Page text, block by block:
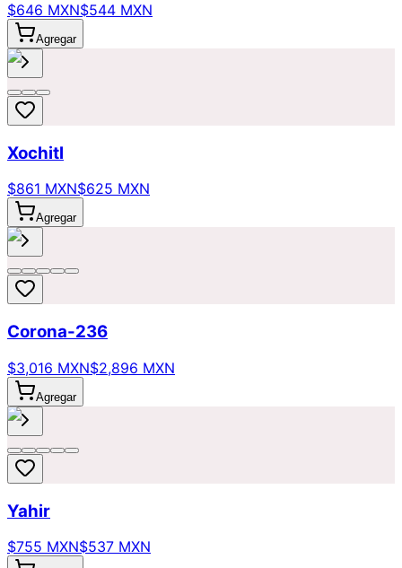
$646 MXN$544 MXN
Agregar
Xochitl
$861 MXN$625 MXN
Agregar
Corona-236
$3,016 MXN$2,896 MXN
Agregar
Yahir
$755 MXN$537 MXN